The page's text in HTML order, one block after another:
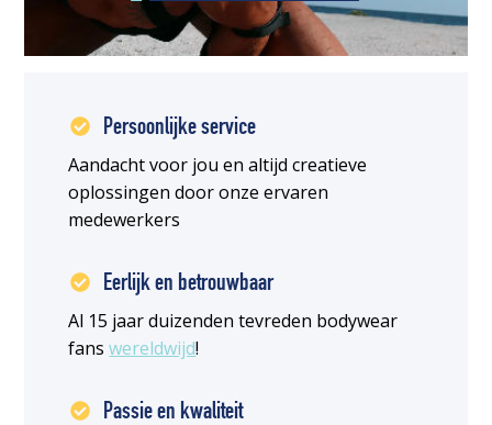
Persoonlijke service
Aandacht voor jou en altijd creatieve
oplossingen door onze ervaren
medewerkers
Eerlijk en betrouwbaar
Al 15 jaar duizenden tevreden bodywear
fanswereldwijd!
Passie en kwaliteit